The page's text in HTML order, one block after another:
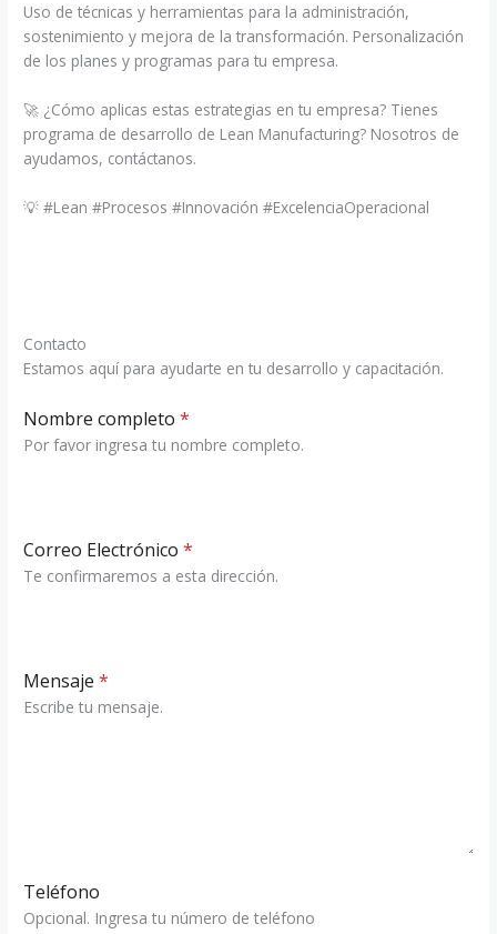
Uso de técnicas y herramientas para la administración,
sostenimiento y mejora de la transformación. Personalización
de los planes y programas para tu empresa.
🚀 ¿Cómo aplicas estas estrategias en tu empresa? Tienes
programa de desarrollo de Lean Manufacturing? Nosotros de
ayudamos, contáctanos.
💡 #Lean #Procesos #Innovación #ExcelenciaOperacional
Contacto
Estamos aquí para ayudarte en tu desarrollo y capacitación.
Nombre completo*
Por favor ingresa tu nombre completo.
Correo Electrónico*
Te confirmaremos a esta dirección.
Mensaje*
Escribe tu mensaje.
Teléfono
Opcional. Ingresa tu número de teléfono